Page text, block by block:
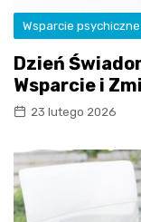
Wsparcie psychiczne
Dzień
Wsparcie i
23 lutego 2026